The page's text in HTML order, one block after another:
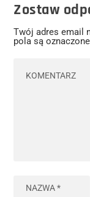
Zostaw
Twój adres email
pola są